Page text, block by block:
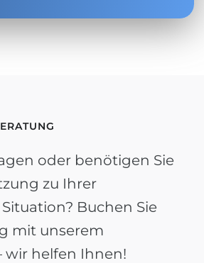
oder benötigen Sie
zu Ihrer
Buchen Sie
mit unserem
wir helfen Ihnen!